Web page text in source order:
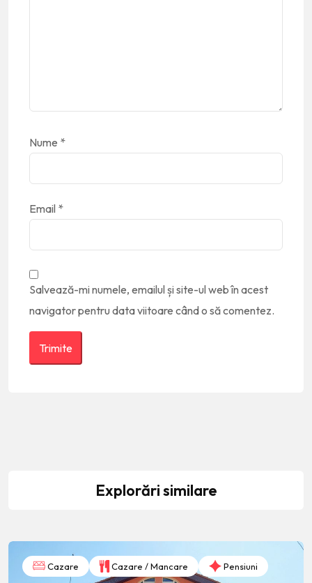
Nume *
Email *
Salvează-mi numele, emailul și site-ul web în acest
navigator pentru data viitoare când o să comentez.
Explorări similare
Cazare Cazare / Mancare Pensiuni